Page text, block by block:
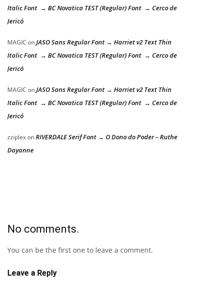
Italic Font → BC Novatica TEST (Regular) Font → Cerco de
Jericó
MAGIC onJASO Sans Regular Font → Harriet v2 Text Thin
Italic Font → BC Novatica TEST (Regular) Font → Cerco de
Jericó
MAGIC onJASO Sans Regular Font → Harriet v2 Text Thin
Italic Font → BC Novatica TEST (Regular) Font → Cerco de
Jericó
zziplexonRIVERDALE Serif Font → O Dono do Poder – Ruthe
Dayanne
No comments.
You can be the first one to leave a comment.
Leave a Reply